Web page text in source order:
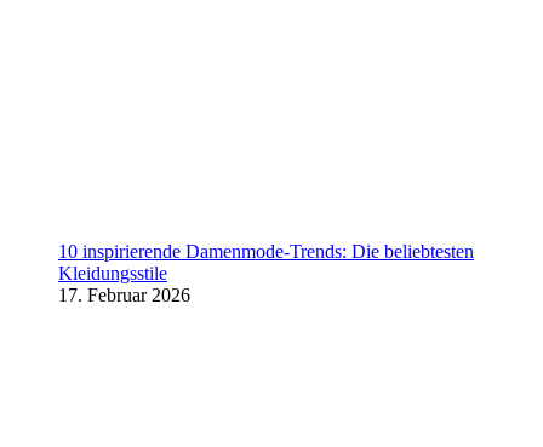
10 inspirierende Damenmode-Trends: Die beliebtesten
Kleidungsstile
17. Februar 2026